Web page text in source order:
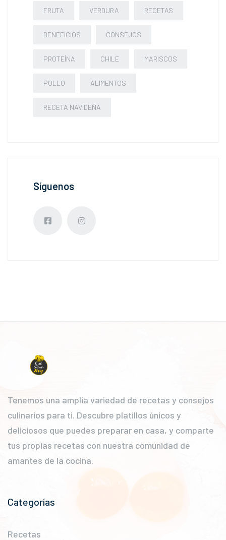
FRUTA VERDURA RECETAS
BENEFICIOS CONSEJOS
PROTEÍNA CHILE MARISCOS
POLLO ALIMENTOS
RECETA NAVIDEÑA
Síguenos
Tenemos una amplia variedad de recetas y consejos
culinarios para ti. Descubre platillos únicos y
deliciosos que puedes preparar en casa, y comparte
tus propias recetas con nuestra comunidad de
amantes de la cocina.
Categorías
Recetas